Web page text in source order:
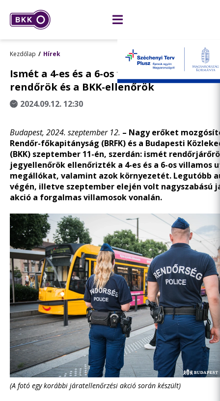
Kezdőlap Hírek
Ismét a 4-es és a 6-os villamos vonalát
rendőrök és a BKK-ellenőrök
2024.09.12. 12:30
Budapest, 2024. szeptember 12. – Nagy erőket
Rendőr-főkapitányság (BRFK) és a Budapesti
(BKK) szeptember 11-én, szerdán: ismét
jegyellenőrök ellenőrizték a 4-es és a 6-os villamos
megállókat, valamint azok környezetét. Legutóbb
végén, illetve szeptember elején volt nagyszabású
akció a forgalmas villamosok vonalán.
(A fotó egy korábbi járatellenőrzési akció során készült)